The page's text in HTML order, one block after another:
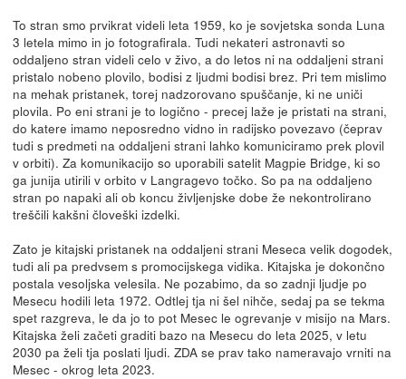
To stran smo prvikrat videli leta 1959, ko je sovjetska sonda Luna
3 letela mimo in jo fotografirala. Tudi nekateri astronavti so
oddaljeno stran videli celo v živo, a do letos ni na oddaljeni strani
pristalo nobeno plovilo, bodisi z ljudmi bodisi brez. Pri tem mislimo
na mehak pristanek, torej nadzorovano spuščanje, ki ne uniči
plovila. Po eni strani je to logično - precej laže je pristati na strani,
do katere imamo neposredno vidno in radijsko povezavo (čeprav
tudi s predmeti na oddaljeni strani lahko komuniciramo prek plovil
v orbiti). Za komunikacijo so uporabili satelit Magpie Bridge, ki so
ga junija utirili v orbito v Langragevo točko. So pa na oddaljeno
stran po napaki ali ob koncu življenjske dobe že nekontrolirano
treščili kakšni človeški izdelki.
Zato je kitajski pristanek na oddaljeni strani Meseca velik dogodek,
tudi ali pa predvsem s promocijskega vidika. Kitajska je dokončno
postala vesoljska velesila. Ne pozabimo, da so zadnji ljudje po
Mesecu hodili leta 1972. Odtlej tja ni šel nihče, sedaj pa se tekma
spet razgreva, le da jo to pot Mesec le ogrevanje v misijo na Mars.
Kitajska želi začeti graditi bazo na Mesecu do leta 2025, v letu
2030 pa želi tja poslati ljudi. ZDA se prav tako nameravajo vrniti na
Mesec - okrog leta 2023.